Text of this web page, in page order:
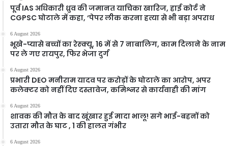
पूर्व IAS अधिकारी ध्रुव की जमानत याचिका खारिज, हाई कोर्ट ने
CGPSC घोटाले में कहा, ‘पेपर लीक करना हत्या से भी बड़ा अपराध
6 August 2026
भूखे-प्यासे बच्चों का रेस्क्यू, 16 में से 7 नाबालिग, काम दिलाने के नाम
पर ले गए रायपुर, फिर भेजा दुर्ग
6 August 2026
प्रभारी DEO मनीराम यादव पर करोड़ों के घोटाले का आरोप, अपर
कलेक्टर को नहीं दिए दस्तावेज, कमिश्नर से कार्यवाही की मांग
6 August 2026
शावक की मौत के बाद खूंखार हुई मादा भालू! सगे भाई-बहनों को
उतारा मौत के घाट , 1 की हालत गंभीर
6 August 2026